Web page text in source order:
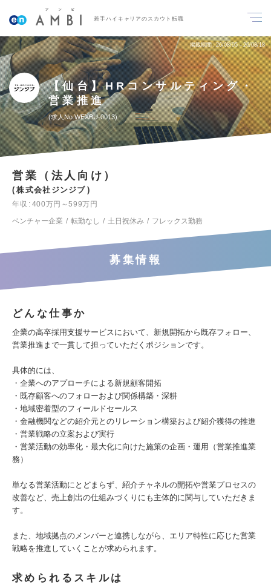
若手ハイキャリアのスカウト転職
掲載期間 26/08/05～26/08/18
【仙台】HRコンサルティング・
営業推進
求人No.WEXBU-0013
営業（法人向け）
株式会社ジンジブ
年収
400万円～599万円
ベンチャー企業
転勤なし 土日祝休み フレックス勤務
募集情報
どんな仕事か
企業の高卒採用支援サービスにおいて、新規開拓から既存フォロー、
営業推進まで一貫して担っていただくポジションです。
具体的には、
・企業へのアプローチによる新規顧客開拓
・既存顧客へのフォローおよび関係構築・深耕
・地域密着型のフィールドセールス
・金融機関などの紹介元とのリレーション構築および紹介獲得の推進
・営業戦略の立案および実行
・営業活動の効率化・最大化に向けた施策の企画・運用（営業推進業
務）
単なる営業活動にとどまらず、紹介チャネルの開拓や営業プロセスの
改善など、売上創出の仕組みづくりにも主体的に関与していただきま
す。
また、地域拠点のメンバーと連携しながら、エリア特性に応じた営業
戦略を推進していくことが求められます。
求められるスキルは